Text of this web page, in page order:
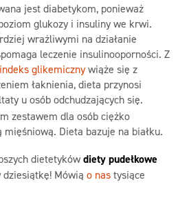
jest diabetykom, ponieważ
glukozy i insuliny we krwi.
wrażliwymi na działanie
leczenie insulinooporności. Z
indeks glikemicznywiąże się z
łaknienia, dieta przynosi
u osób odchudzających się.
zestawem dla osób ciężko
mięśniową. Dieta bazuje na białku.
dietetykówdiety pudełkowe
Mówią o nas tysiące